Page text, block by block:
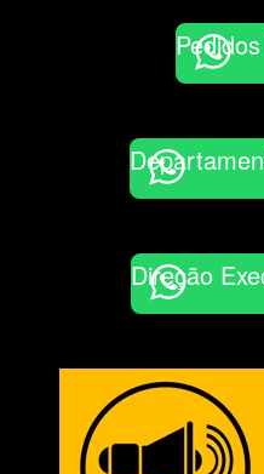
Direção